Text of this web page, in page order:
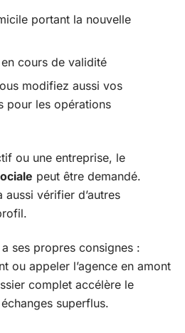
portant la nouvelle
cours de validité
modifiez aussi vos
pour les opérations
ou une entreprise, le
peut être demandé.
vérifier d’autres
ses propres consignes :
ou appeler l’agence en amont
complet accélère le
superflus.